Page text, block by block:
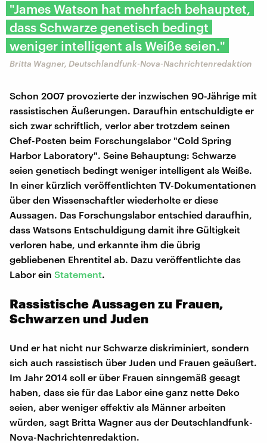
"James Watson hat mehrfach behauptet,
dass Schwarze genetisch bedingt
weniger intelligent als Weiße seien."
Britta Wagner, Deutschlandfunk-Nova-Nachrichtenredaktion
Schon 2007 provozierte der inzwischen 90-Jährige mit
rassistischen Äußerungen. Daraufhin entschuldigte er
sich zwar schriftlich, verlor aber trotzdem seinen
Chef-Posten beim Forschungslabor "Cold Spring
Harbor Laboratory". Seine Behauptung: Schwarze
seien genetisch bedingt weniger intelligent als Weiße.
In einer kürzlich veröffentlichten TV-Dokumentationen
über den Wissenschaftler wiederholte er diese
Aussagen. Das Forschungslabor entschied daraufhin,
dass Watsons Entschuldigung damit ihre Gültigkeit
verloren habe, und erkannte ihm die übrig
gebliebenen Ehrentitel ab. Dazu veröffentlichte das
Labor ein Statement.
Rassistische Aussagen zu Frauen,
Schwarzen und Juden
Und er hat nicht nur Schwarze diskriminiert, sondern
sich auch rassistisch über Juden und Frauen geäußert.
Im Jahr 2014 soll er über Frauen sinngemäß gesagt
haben, dass sie für das Labor eine ganz nette Deko
seien, aber weniger effektiv als Männer arbeiten
würden, sagt Britta Wagner aus der Deutschlandfunk-
Nova-Nachrichtenredaktion.